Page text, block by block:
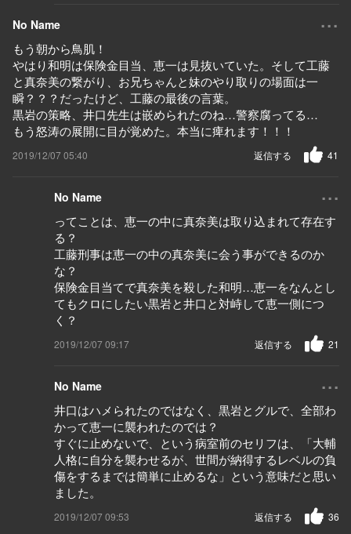
No Name ...
もう朝から鳥肌！
やはり和明は保険金目当、恵一は見抜いていた。そして工藤
と真奈美の繋がり、お兄ちゃんと妹のやり取りの場面は一
瞬？？？だったけど、工藤の最後の言葉。
黒岩の策略、井口先生は嵌められたのね…警察腐ってる…
もう怒涛の展開に目が覚めた。本当に痺れます！！！
2019/12/07 05:40 41
返信する
No Name ...
ってことは、恵一の中に真奈美は取り込まれて存在す
る？
工藤刑事は恵一の中の真奈美に会う事ができるのか
な？
保険金目当てで真奈美を殺した和明…恵一をなんとし
てもクロにしたい黒岩と井口と対峙して恵一側につ
く？
2019/12/07 09:17 21
返信する
No Name ...
井口はハメられたのではなく、黒岩とグルで、全部わ
かって恵一に襲われたのでは？
すぐに止めないで、という病室前のセリフは、「大輔
人格に自分を襲わせるが、世間が納得するレベルの負
傷をするまでは簡単に止めるな」という意味だと思い
ました。
2019/12/07 09:53 36
返信する